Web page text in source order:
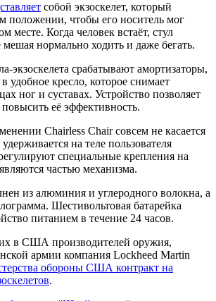
собой экзоскелет, который
положении, чтобы его носитель мог
месте. Когда человек встаёт, стул
мешая нормально ходить и даже бегать.
экзоскелета срабатывают амортизаторы,
удобное кресло, которое снимает
ног и суставах. Устройство позволяет
её эффективность.
Chairless Chair совсем не касается
на теле пользователя
специальные крепления на
частью механизма.
из алюминия и углеродного волокна, а
Шестивольтовая батарейка
питанием в течение 24 часов.
в США производителей оружия,
армии компания Lockheed Martin
обороны США контракт на
.